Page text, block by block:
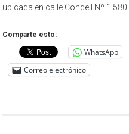
ubicada en calle Condell Nº
Comparte esto:
WhatsApp
Correo electrónico